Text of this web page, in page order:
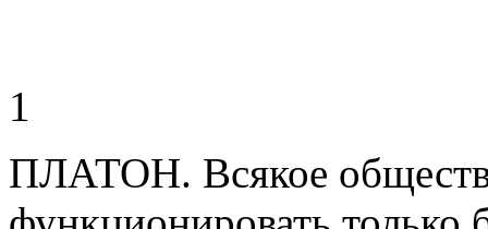
1
ПЛАТОН. Всякое